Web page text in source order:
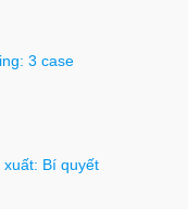
3 case
Bí quyết